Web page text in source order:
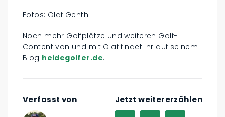
Fotos: Olaf Genth
Noch mehr Golfplätze und weiteren Golf-
Content von und mit Olaf findet ihr auf seinem
Blog heidegolfer.de.
Verfasst von Jetzt weitererzählen